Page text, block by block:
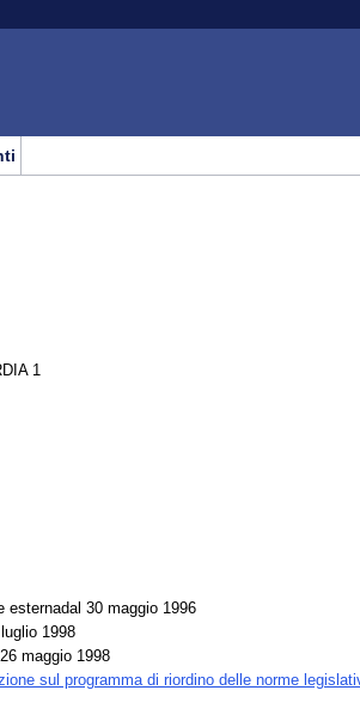
1
esternadal 30 maggio 1996
1998
maggio 1998
sul programma di riordino delle norme